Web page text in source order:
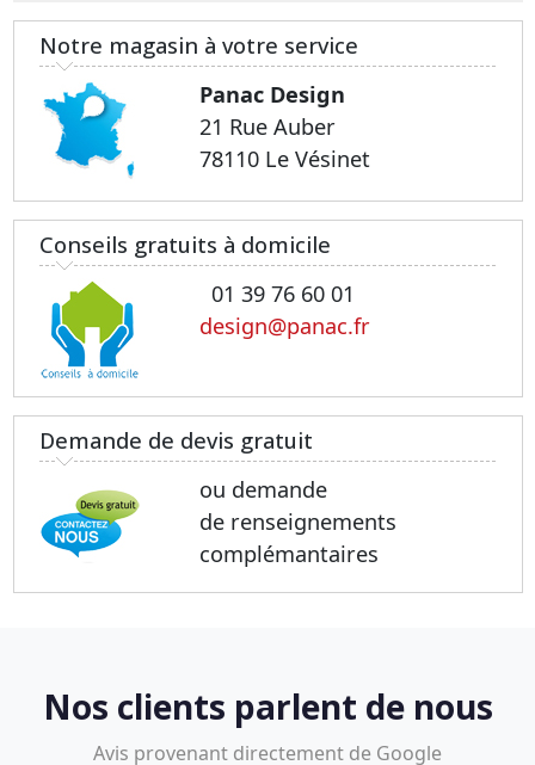
Notre magasin à votre service
Panac Design
21 Rue Auber
78110 Le Vésinet
Conseils gratuits à domicile
01 39 76 60 01
design@panac.fr
Demande de devis gratuit
ou demande
de renseignements
complémantaires
Nos clients parlent de nous
Avis provenant directement de Google